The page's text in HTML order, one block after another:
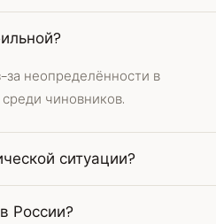
неопределённости в
чиновников.
ситуации?
России?